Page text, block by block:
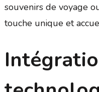
souvenirs de voyage
touche unique et